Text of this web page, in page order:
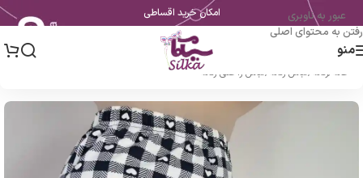
عبور به ناوبری
رفتن به محتوای اصلی
امکان خرید اقساطی
منو
خانه /زنانه /لباس زنانه /لباس راحتی زنانه